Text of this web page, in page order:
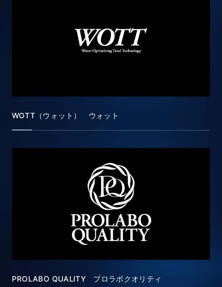
WOTT（ウォット） ウォット
PROLABO QUALITY プロラボクオリティ